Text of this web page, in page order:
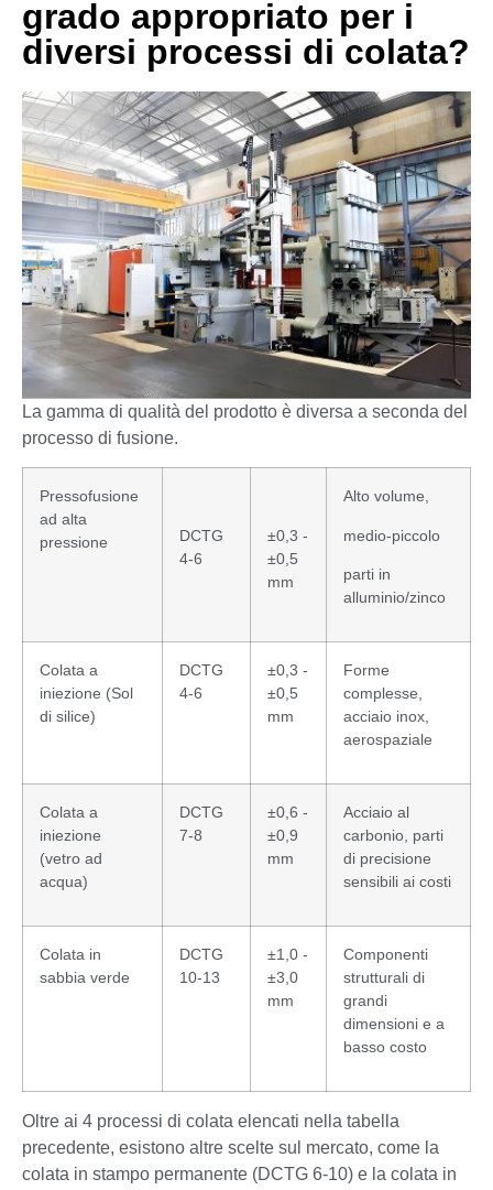
grado appropriato per i
diversi processi di colata?
La gamma di qualità del prodotto è diversa a seconda del
processo di fusione.
Pressofusione
ad alta
pressione
DCTG
4-6
±0,3 -
±0,5
mm
Alto volume,
medio-piccolo
parti in
alluminio/zinco
Colata a
iniezione (Sol
di silice)
DCTG
4-6
±0,3 -
±0,5
mm
Forme
complesse,
acciaio inox,
aerospaziale
Colata a
iniezione
(vetro ad
acqua)
DCTG
7-8
±0,6 -
±0,9
mm
Acciaio al
carbonio, parti
di precisione
sensibili ai costi
Colata in
sabbia verde
DCTG
10-13
±1,0 -
±3,0
mm
Componenti
strutturali di
grandi
dimensioni e a
basso costo
Oltre ai 4 processi di colata elencati nella tabella
precedente, esistono altre scelte sul mercato, come la
colata in stampo permanente (DCTG 6-10) e la colata in